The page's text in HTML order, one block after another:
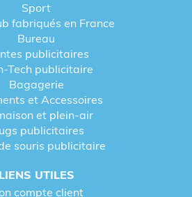
Sport
fabriqués en France
Bureau
publicitaires
Tech publicitaire
Bagagerie
et Accessoires
et plein-air
publicitaires
souris publicitaire
LIENS UTILES
compte client